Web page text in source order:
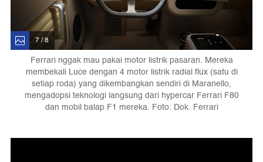
7 / 8
Ferrari nggak mau pakai motor listrik pasaran. Mereka
membekali Luce dengan 4 motor listrik radial flux (satu di
setiap roda) yang dikembangkan sendiri di Maranello,
mengadopsi teknologi langsung dari hypercar Ferrari F80
dan mobil balap F1 mereka. Foto: Dok. Ferrari